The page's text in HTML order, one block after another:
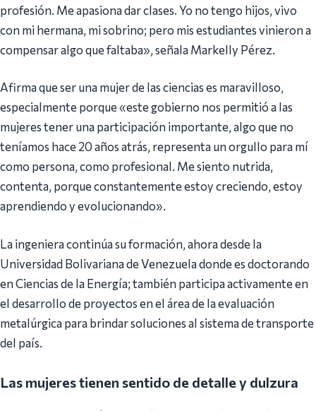
profesión. Me apasiona dar clases. Yo no tengo hijos, vivo
con mi hermana, mi sobrino; pero mis estudiantes vinieron a
compensar algo que faltaba», señala Markelly Pérez.
Afirma que ser una mujer de las ciencias es maravilloso,
especialmente porque «este gobierno nos permitió a las
mujeres tener una participación importante, algo que no
teníamos hace 20 años atrás, representa un orgullo para mí
como persona, como profesional. Me siento nutrida,
contenta, porque constantemente estoy creciendo, estoy
aprendiendo y evolucionando».
La ingeniera continúa su formación, ahora desde la
Universidad Bolivariana de Venezuela donde es doctorando
en Ciencias de la Energía; también participa activamente en
el desarrollo de proyectos en el área de la evaluación
metalúrgica para brindar soluciones al sistema de transporte
del país.
Las mujeres tienen sentido de detalle y dulzura